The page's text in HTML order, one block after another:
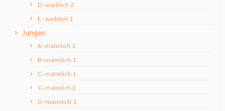
D-weiblich 2
E-weiblich 1
Jungen
A-männlich 1
B-männlich 1
C-männlich 1
C-männlich 2
D-männlich 1